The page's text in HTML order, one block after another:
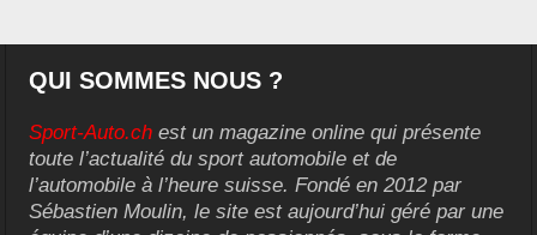
QUI SOMMES NOUS ?
Sport-Auto.ch est un magazine online qui présente
toute l’actualité du sport automobile et de
l’automobile à l’heure suisse. Fondé en 2012 par
Sébastien Moulin, le site est aujourd’hui géré par une